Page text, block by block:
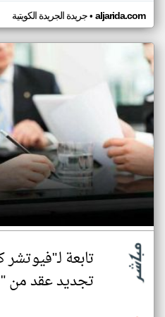
جريدة الجريدة الكويتية• aljarida.com
تابعة
تجديد عقد من